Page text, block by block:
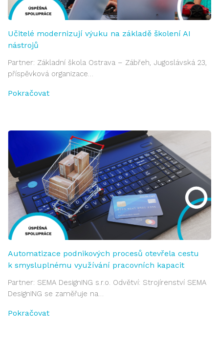
Učitelé modernizují výuku na základě školení AI
nástrojů
Partner: Základní škola Ostrava – Zábřeh, Jugoslávská 23,
příspěvková organizace…
Pokračovat
Automatizace podnikových procesů otevřela cestu
k smysluplnému využívání pracovních kapacit
Partner: SEMA DesignING s.r.o. Odvětví: Strojírenství SEMA
DesignING se zaměřuje na…
Pokračovat